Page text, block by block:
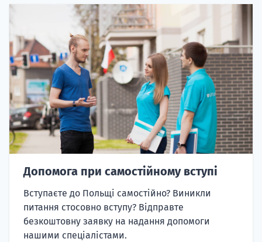
Допомога при самостійному вступі
Вступаєте до Польщі самостійно? Виникли
питання стосовно вступу? Відправте
безкоштовну заявку на надання допомоги
нашими спеціалістами.